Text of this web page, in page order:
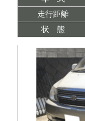
走行距離
状 態